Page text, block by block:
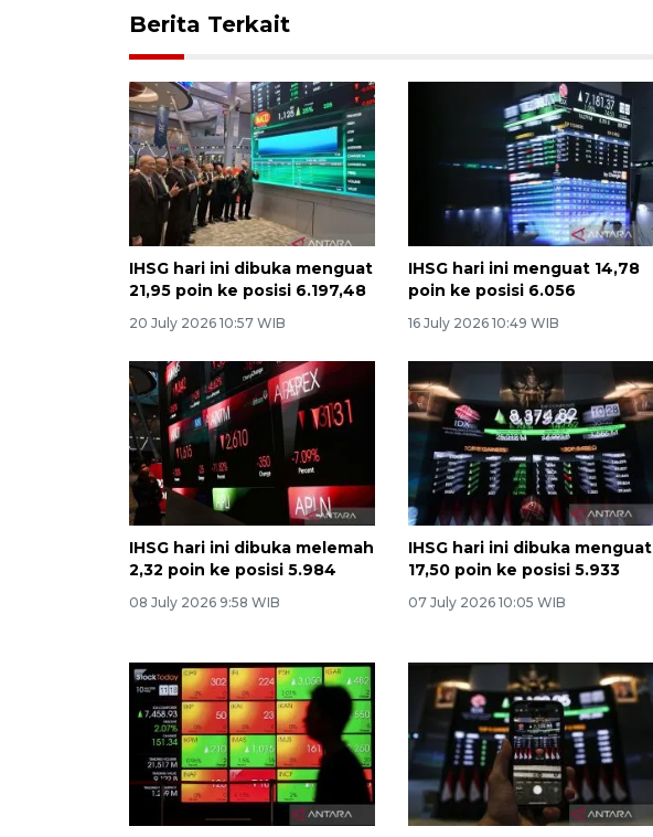
Berita Terkait
IHSG hari ini dibuka menguat
21,95 poin ke posisi 6.197,48
20 July 2026 10:57 WIB
IHSG hari ini menguat 14,78
poin ke posisi 6.056
16 July 2026 10:49 WIB
IHSG hari ini dibuka melemah
2,32 poin ke posisi 5.984
08 July 2026 9:58 WIB
IHSG hari ini dibuka menguat
17,50 poin ke posisi 5.933
07 July 2026 10:05 WIB